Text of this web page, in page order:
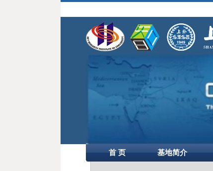
首 页 基地简介